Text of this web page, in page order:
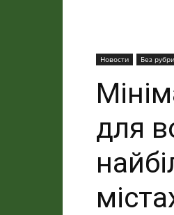
Новости Без
для